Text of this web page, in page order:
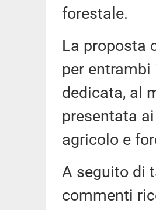
forestale.
La proposta
per
dedicata, al
presentata
agricolo e
A seguito di
commenti